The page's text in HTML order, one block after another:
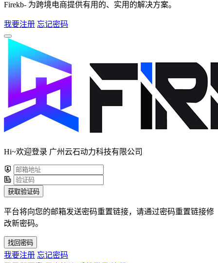
Firekb- 为跨境电商提供有用的、实用的解决方案。
我要注册 忘记密码
Hi~欢迎登录 广州云石动力科技有限公司
获取验证码
平台将向您的邮箱发送密码重置链接，请通过密码重置链接修
改新密码。
找回密码
我要注册 忘记密码